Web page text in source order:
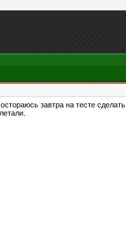
завтра на тесте сделать.